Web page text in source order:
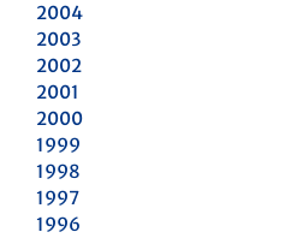
2004
2003
2002
2001
2000
1999
1998
1997
1996